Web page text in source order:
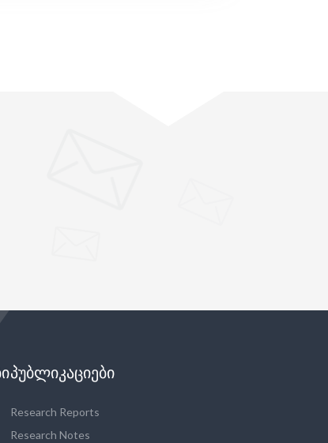
ᲞᲣᲑᲚᲘᲙᲐᲪᲘᲔᲑᲘ
Research Reports
Research Notes